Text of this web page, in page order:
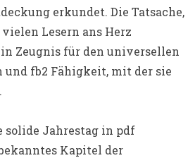
erkundet. Die Tatsache,
vielen Lesern ans Herz
Zeugnis für den universellen
und fb2 Fähigkeit, mit der sie
solide Jahrestag in pdf
Kapitel der